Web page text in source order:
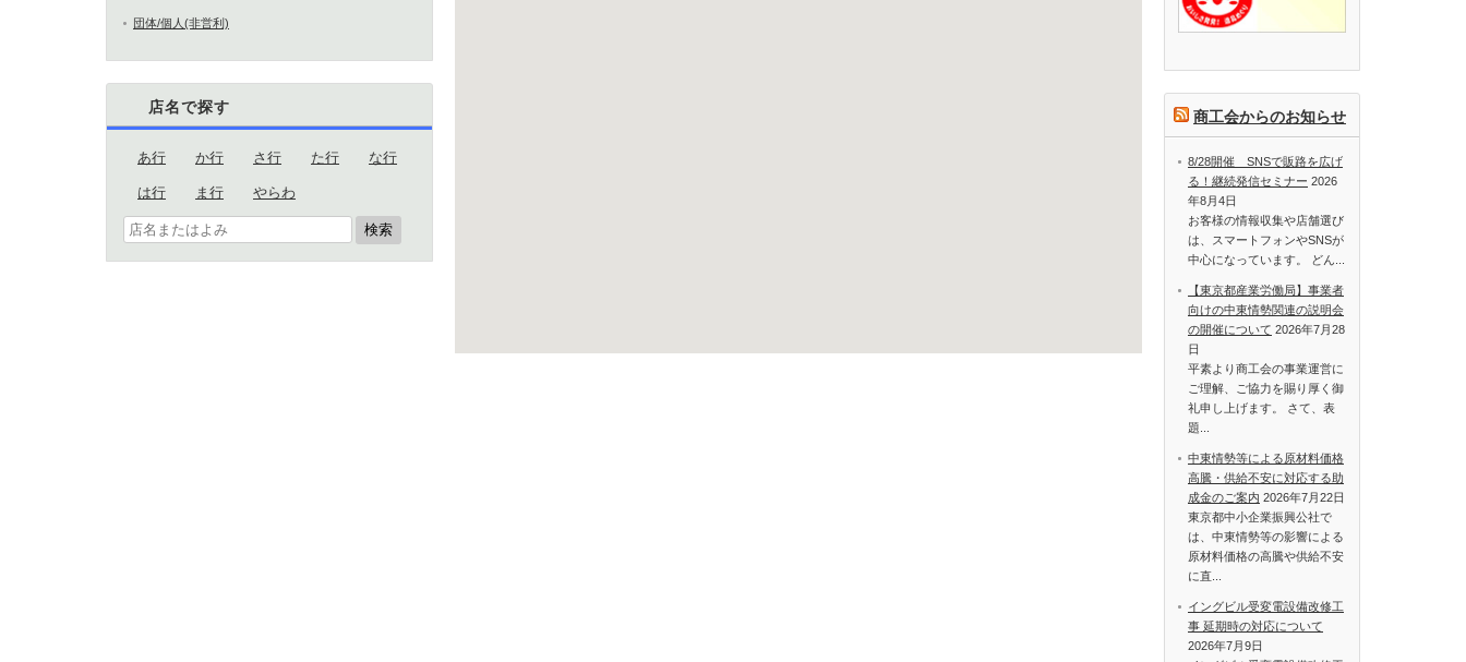
団体/個人(非営利)
店名で探す
あ行 か行 さ行 た行 な行
は行 ま行 やらわ
商工会からのお知らせ
8/28開催 SNSで販路を広げ
る！継続発信セミナー 2026
年8月4日
お客様の情報収集や店舗選び
は、スマートフォンやSNSが
中心になっています。 どん...
【東京都産業労働局】事業者
向けの中東情勢関連の説明会
の開催について 2026年7月28
日
平素より商工会の事業運営に
ご理解、ご協力を賜り厚く御
礼申し上げます。 さて、表
題...
中東情勢等による原材料価格
高騰・供給不安に対応する助
成金のご案内 2026年7月22日
東京都中小企業振興公社で
は、中東情勢等の影響による
原材料価格の高騰や供給不安
に直...
イングビル受変電設備改修工
事 延期時の対応について
2026年7月9日